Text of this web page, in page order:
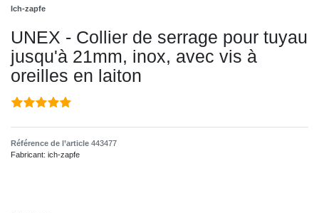
Ich-zapfe
UNEX - Collier de serrage pour tuyau
jusqu'à 21mm, inox, avec vis à
oreilles en laiton
Référence de l’article 443477
Fabricant: ich-zapfe